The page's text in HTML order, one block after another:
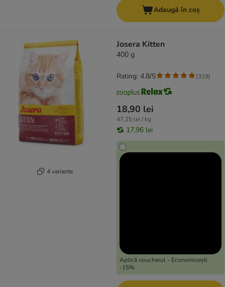
Adaugă în coș
4 variante
Josera Kitten
400 g
18,90 lei
47,25 lei / kg
17,96 lei
Aplică voucherul - Economisești
-15%
Rating: 4.8/5 (319)